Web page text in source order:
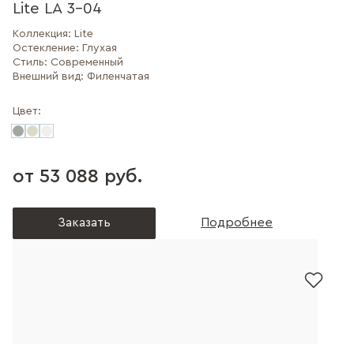
Lite LA 3-04
Коллекция: Lite
Остекление: Глухая
Стиль: Современный
Внешний вид: Филенчатая
Цвет:
от 53 088 руб.
Заказать Подробнее